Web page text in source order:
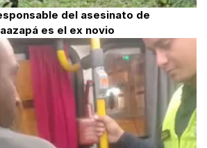
del asesinato de
es el ex novio